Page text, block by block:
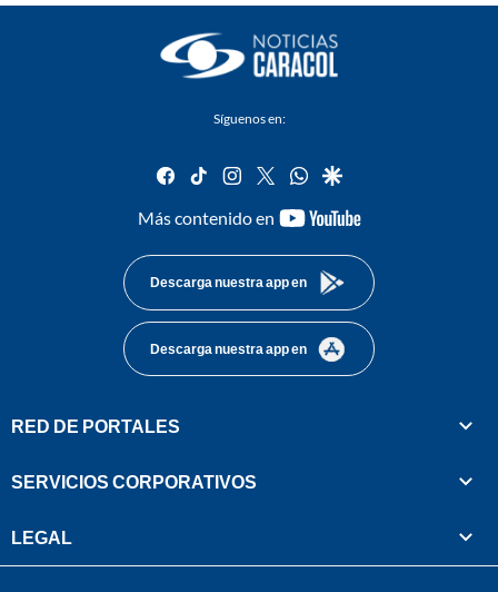
Síguenos en:
facebook
tiktok instagram
twitterwhatsapp
google
Más contenido en
youtube-
Descarga nuestra app en
Descarga nuestra app en
RED DE PORTALES
SERVICIOS CORPORATIVOS
LEGAL